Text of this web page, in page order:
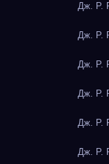
Дж. Р.
Дж. Р.
Дж. Р.
Дж. Р.
Дж. Р.
Дж. Р.